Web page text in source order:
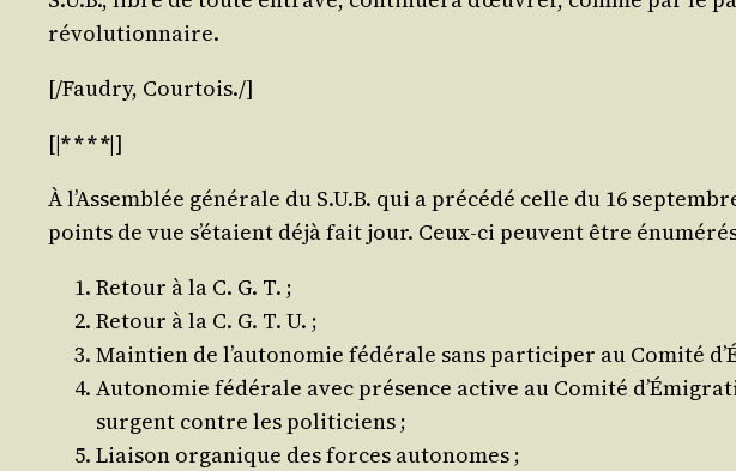
révolutionnaire.
[/​Fau­dry, Cour­tois./​]
[|* * * *|]
À l’As­sem­blée géné­rale du S.U.B. qui a pré­cé­dé celle du 16
points de vue s’é­taient déjà fait jour. Ceux-ci peuvent être
Retour à la C. G. T. ;
Retour à la C. G. T. U. ;
Main­tien de l’au­to­no­mie fédé­rale sans par­ti­ci­per au Comi­té
Auto­no­mie fédé­rale avec pré­sence active au Comi­té
surgent contre les politiciens ;
Liai­son orga­nique des forces autonomes ;